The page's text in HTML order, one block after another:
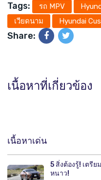
Tags: รถ MPV
เวียดนาม
Hyundai
Share:
เนื้อหาที่เกี่ยวข้อง
เนื้อหาเด่น
5 สิ่งต้องรู้! เตรี
หนาว!